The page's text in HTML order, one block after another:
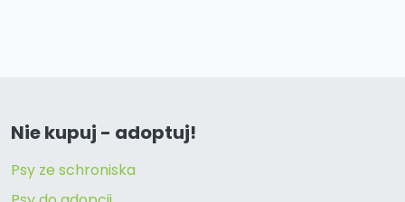
Nie kupuj - adoptuj!
Psy ze schroniska